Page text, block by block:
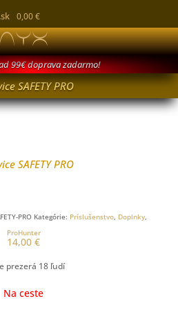
0,00€
99€ doprava zadarmo!
SAFETY PRO
SAFETY PRO
PRO Kategórie: Príslušenstvo, Doplnky,
ProHunter
14,00 €
prezerá 18 ľudí
Na ceste